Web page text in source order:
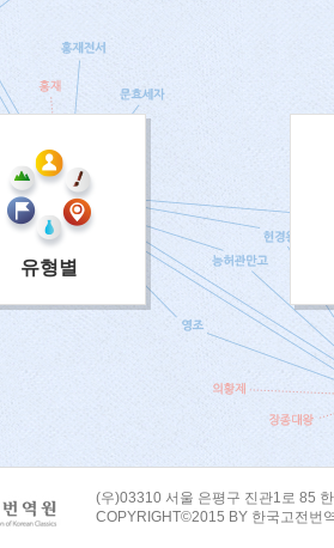
유형별
(우)03310 서울 은평구 진관1로 85
COPYRIGHT©2015 BY 한국고전번